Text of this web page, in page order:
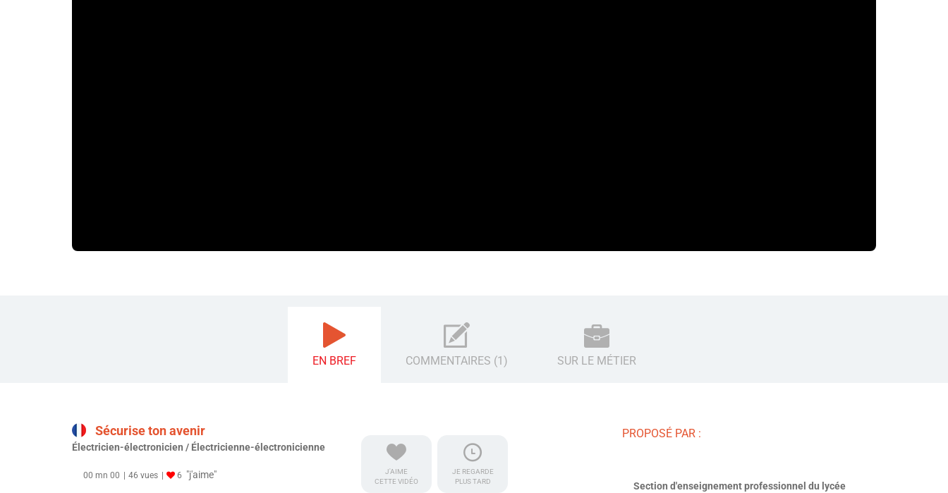
EN BREF COMMENTAIRES (1) SUR LE MÉTIER
Sécurise ton avenir
Électricien-électronicien / Électricienne-électronicienne
00 mn 00 46 vues 6 "j'aime"
J'AIME
CETTE VIDÉO
JE REGARDE
PLUS TARD
PROPOSÉ PAR :
Section d'enseignement professionnel du lycée